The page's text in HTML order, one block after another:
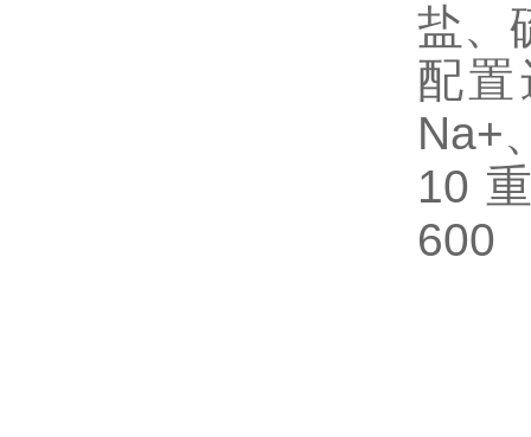
盐、
配
Na+
10
600